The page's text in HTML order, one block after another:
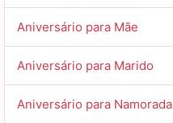
Aniversário para Mãe
Aniversário para Marido
Aniversário para Namorada